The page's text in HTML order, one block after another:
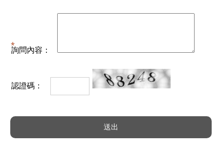
詢問內容：
認證碼：